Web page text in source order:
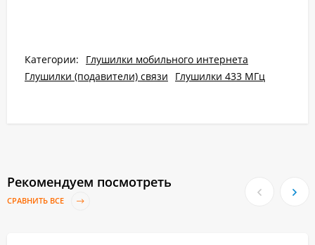
Категории:
Глушилки мобильного интернета
Глушилки (подавители) связи
Глушилки 433 МГц
Рекомендуем посмотреть
СРАВНИТЬ ВСЕ